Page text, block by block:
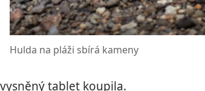
Hulda na pláži sbírá kameny
tablet koupila.